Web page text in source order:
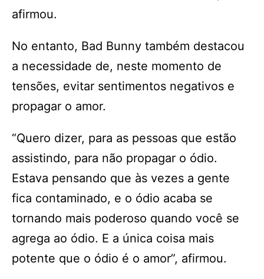
afirmou.
No entanto, Bad Bunny também destacou
a necessidade de, neste momento de
tensões, evitar sentimentos negativos e
propagar o amor.
“Quero dizer, para as pessoas que estão
assistindo, para não propagar o ódio.
Estava pensando que às vezes a gente
fica contaminado, e o ódio acaba se
tornando mais poderoso quando você se
agrega ao ódio. E a única coisa mais
potente que o ódio é o amor”, afirmou.